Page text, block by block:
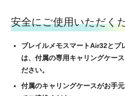
安全にご使用いただく
ブレイルメモスマートAir32とブ
は、付属の専用キャリングケー
ださい。
付属のキャリングケースがお手